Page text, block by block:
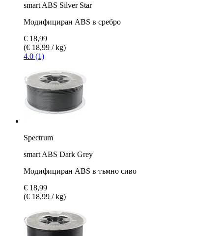
smart ABS Silver Star
Модифициран ABS в сребро
€ 18,99
(€ 18,99 / kg)
4.0 (1)
Spectrum
smart ABS Dark Grey
Модифициран ABS в тъмно сиво
€ 18,99
(€ 18,99 / kg)